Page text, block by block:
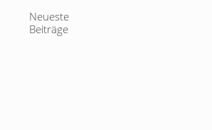
Neueste
Beiträge